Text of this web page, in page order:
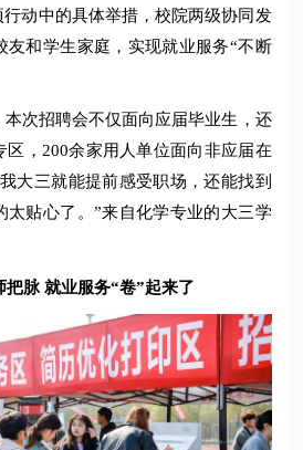
行动中的具体举措，校院两级协同发
友和学生家庭，实现就业服务“不断
次招聘会不仅面向应届毕业生，还
区，200余家用人单位面向非应届在
大三就能提前感受职场，还能找到
太贴心了。”来自化学专业的大三学
把脉 就业服务“卷”起来了